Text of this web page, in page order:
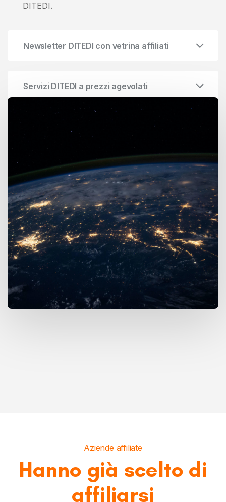
DITEDI.
Newsletter DITEDI con vetrina affiliati
Servizi DITEDI a prezzi agevolati
Aziende affiliate
Hanno già scelto di
affiliarsi